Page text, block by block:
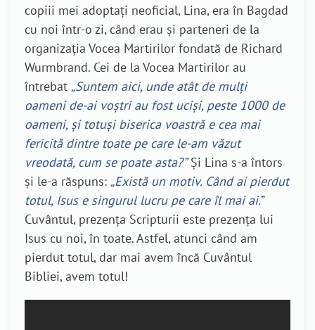
copiii mei adoptați neoficial, Lina, era în Bagdad
cu noi într-o zi, când erau și parteneri de la
organizația Vocea Martirilor fondată de Richard
Wurmbrand. Cei de la Vocea Martirilor au
întrebat „Suntem aici, unde atât de mulți
oameni de-ai voștri au fost uciși, peste 1000 de
oameni, și totuși biserica voastră e cea mai
fericită dintre toate pe care le-am văzut
vreodată, cum se poate asta?”Și Lina s-a întors
și le-a răspuns: „Există un motiv. Când ai pierdut
totul, Isus e singurul lucru pe care îl mai ai.”
Cuvântul, prezența Scripturii este prezența lui
Isus cu noi, în toate. Astfel, atunci când am
pierdut totul, dar mai avem încă Cuvântul
Bibliei, avem totul!